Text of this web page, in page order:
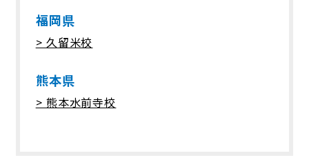
実施いたします。
8. その他の注意事項
当社が運営するコンテンツや掲載広告な
どからリンクされている第三者のサイト
及びサービスは、当社とは独立した個人
福岡県
> 久留米校
熊本県
> 熊本水前寺校